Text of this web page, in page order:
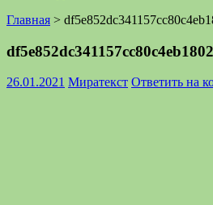
Главная >
26.01.2021 Миратекст Ответить на